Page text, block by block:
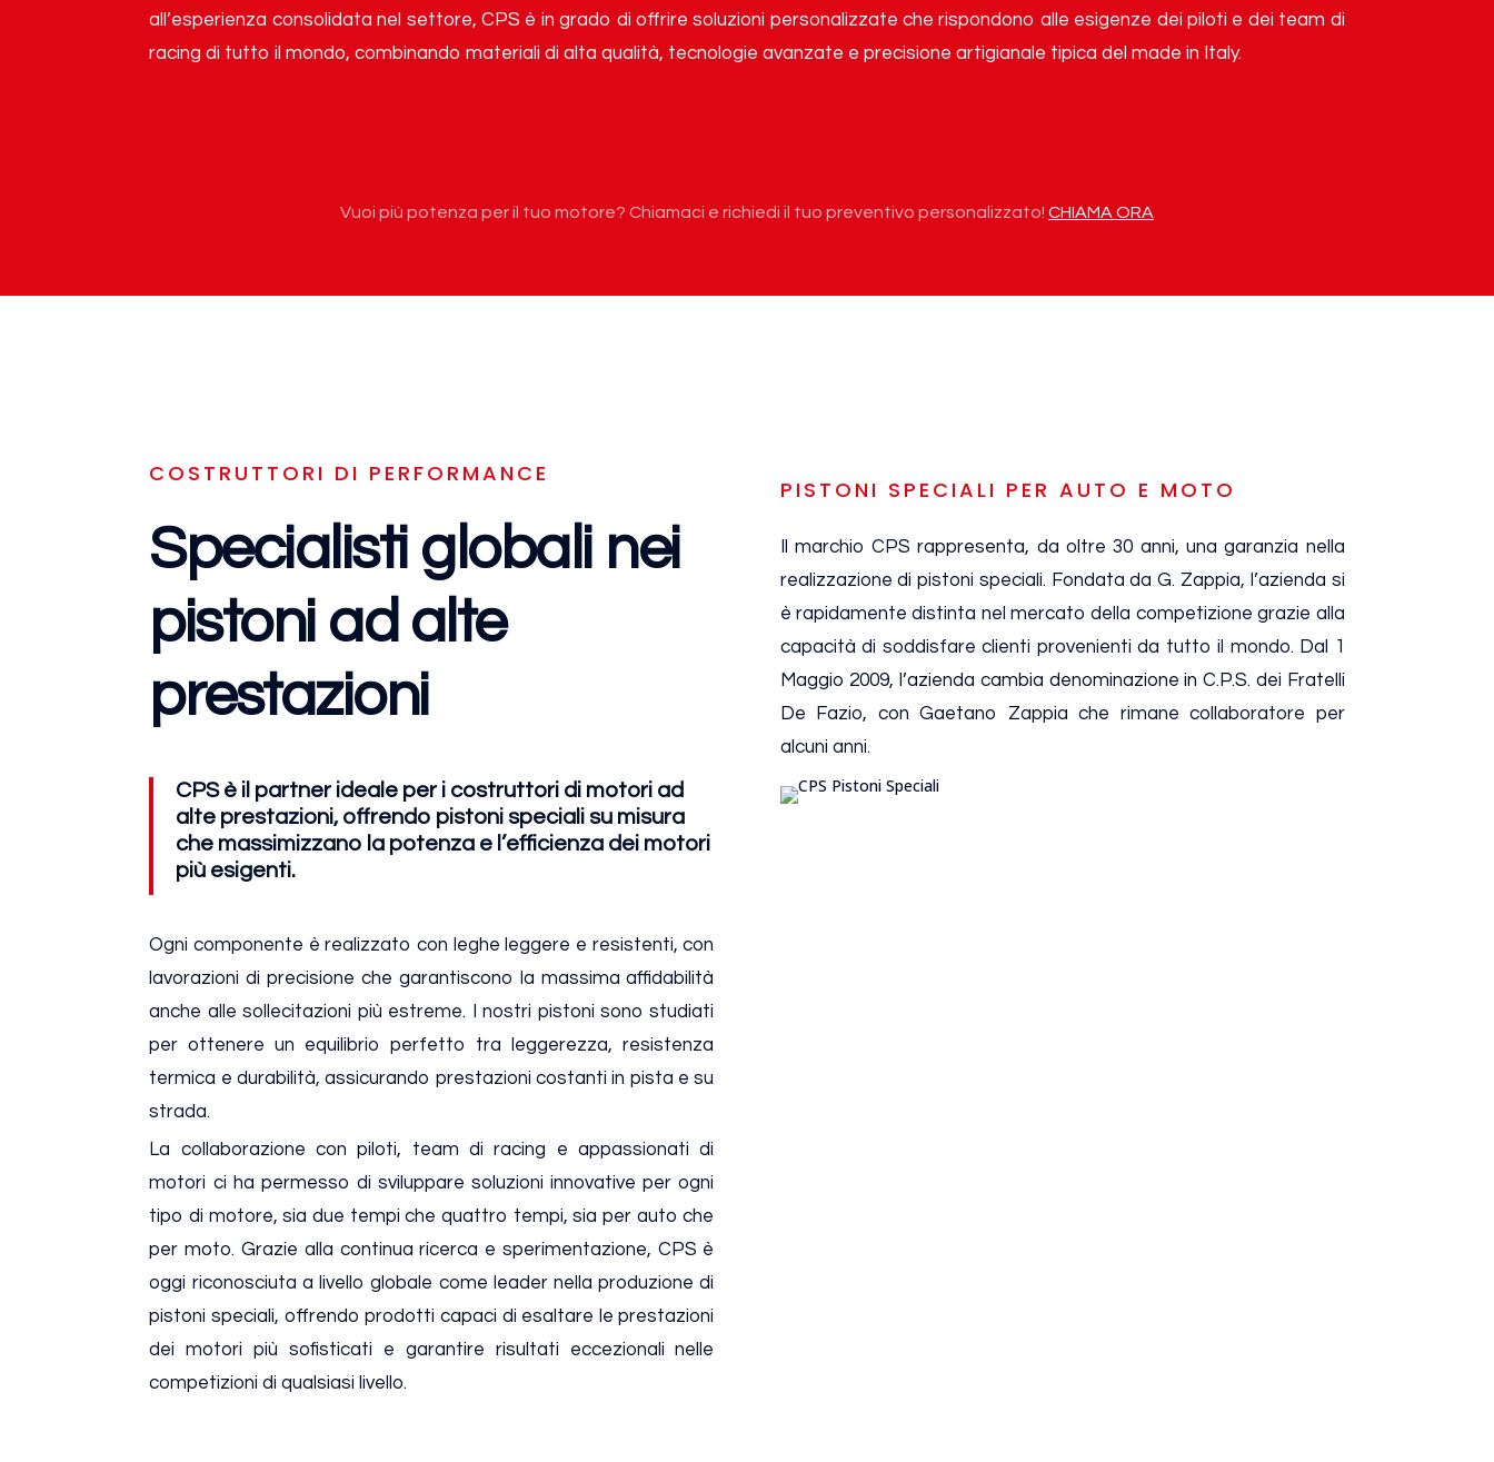
all’esperienza consolidata nel settore, CPS è in grado di offrire soluzioni personalizzate che rispondono alle esigenze dei piloti e dei team di
racing di tutto il mondo, combinando materiali di alta qualità, tecnologie avanzate e precisione artigianale tipica del made in Italy.
Vuoi più potenza per il tuo motore? Chiamaci e richiedi il tuo preventivo personalizzato! CHIAMA ORA
COSTRUTTORI DI PERFORMANCE
Specialisti globali nei
pistoni ad alte
prestazioni
CPS è il partner ideale per i costruttori di motori ad
alte prestazioni, offrendo pistoni speciali su misura
che massimizzano la potenza e l’efficienza dei motori
più esigenti.
Ogni componente è realizzato con leghe leggere e resistenti, con
lavorazioni di precisione che garantiscono la massima affidabilità
anche alle sollecitazioni più estreme. I nostri pistoni sono studiati
per ottenere un equilibrio perfetto tra leggerezza, resistenza
termica e durabilità, assicurando prestazioni costanti in pista e su
strada.
La collaborazione con piloti, team di racing e appassionati di
motori ci ha permesso di sviluppare soluzioni innovative per ogni
tipo di motore, sia due tempi che quattro tempi, sia per auto che
per moto. Grazie alla continua ricerca e sperimentazione, CPS è
oggi riconosciuta a livello globale come leader nella produzione di
pistoni speciali, offrendo prodotti capaci di esaltare le prestazioni
dei motori più sofisticati e garantire risultati eccezionali nelle
competizioni di qualsiasi livello.
PISTONI SPECIALI PER AUTO E MOTO
Il marchio CPS rappresenta, da oltre 30 anni, una garanzia nella
realizzazione di pistoni speciali. Fondata da G. Zappia, l’azienda si
è rapidamente distinta nel mercato della competizione grazie alla
capacità di soddisfare clienti provenienti da tutto il mondo. Dal 1
Maggio 2009, l’azienda cambia denominazione in C.P.S. dei Fratelli
De Fazio, con Gaetano Zappia che rimane collaboratore per
alcuni anni.